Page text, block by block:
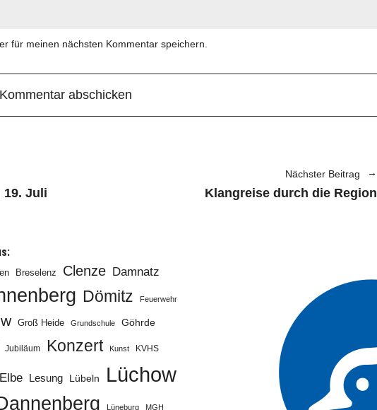
für meinen nächsten Kommentar speichern.
19. Juli
Nächster Beitrag
Klangreise durch die Region
Breselenz Clenze Damnatz
Dömitz Feuerwehr
Groß Heide Grundschule Göhrde
Jubiläum Konzert Kunst KVHS
Lesung Lübeln Lüchow
Lüneburg MGH